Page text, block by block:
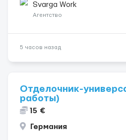
переработки. Дата начала: — Как
Svarga Work
Агентство
5 часов назад
Отделочник-
работы)
15 €
Германия